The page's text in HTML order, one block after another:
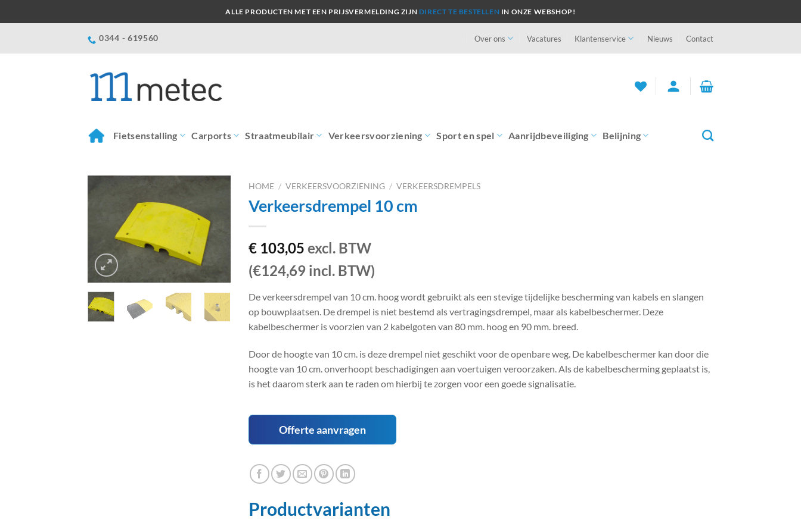
naar
ALLE PRODUCTEN MET EEN PRIJSVERMELDING ZIJN DIRECT TE BESTELLEN IN ONZE WEBSHOP!
0344 - 619560 Over ons Vacatures Klantenservice Nieuws Contact
person
Fietsenstalling Carports Straatmeubilair Verkeersvoorziening Sport en spel Aanrijdbeveiliging Belijning
HOME / VERKEERSVOORZIENING / VERKEERSDREMPELS
Verkeersdrempel 10 cm
€ 103,05 excl. BTW
(€124,69 incl. BTW)
De verkeersdrempel van 10 cm. hoog wordt gebruikt als een stevige tijdelijke bescherming van kabels en slangen
op bouwplaatsen. De drempel is niet bestemd als vertragingsdrempel, maar als kabelbeschermer. Deze
kabelbeschermer is voorzien van 2 kabelgoten van 80 mm. hoog en 90 mm. breed.
Door de hoogte van 10 cm. is deze drempel niet geschikt voor de openbare weg. De kabelbeschermer kan door die
hoogte van 10 cm. onverhoopt beschadigingen aan voertuigen veroorzaken. Als de kabelbescherming geplaatst is,
is het daarom sterk aan te raden om hierbij te zorgen voor een goede signalisatie.
Offerte aanvragen
Productvarianten